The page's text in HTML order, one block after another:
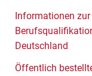
Informationen
Deutschland
Öffentlich